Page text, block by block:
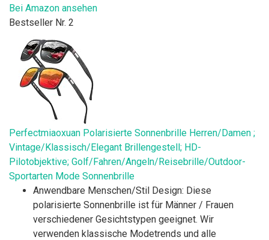
Bei Amazon ansehen
Bestseller Nr. 2
Perfectmiaoxuan Polarisierte Sonnenbrille Herren/Damen ;
Vintage/Klassisch/Elegant Brillengestell; HD-
Pilotobjektive; Golf/Fahren/Angeln/Reisebrille/Outdoor-
Sportarten Mode Sonnenbrille
Anwendbare Menschen/Stil Design: Diese
polarisierte Sonnenbrille ist für Männer / Frauen
verschiedener Gesichtstypen geeignet. Wir
verwenden klassische Modetrends und alle